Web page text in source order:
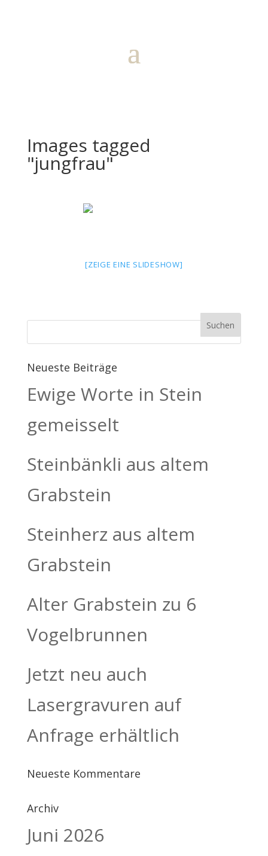
Images tagged
"jungfrau"
[ZEIGE EINE SLIDESHOW]
Neueste Beiträge
Ewige Worte in Stein
gemeisselt
Steinbänkli aus altem
Grabstein
Steinherz aus altem
Grabstein
Alter Grabstein zu 6
Vogelbrunnen
Jetzt neu auch
Lasergravuren auf
Anfrage erhältlich
Neueste Kommentare
Archiv
Juni 2026